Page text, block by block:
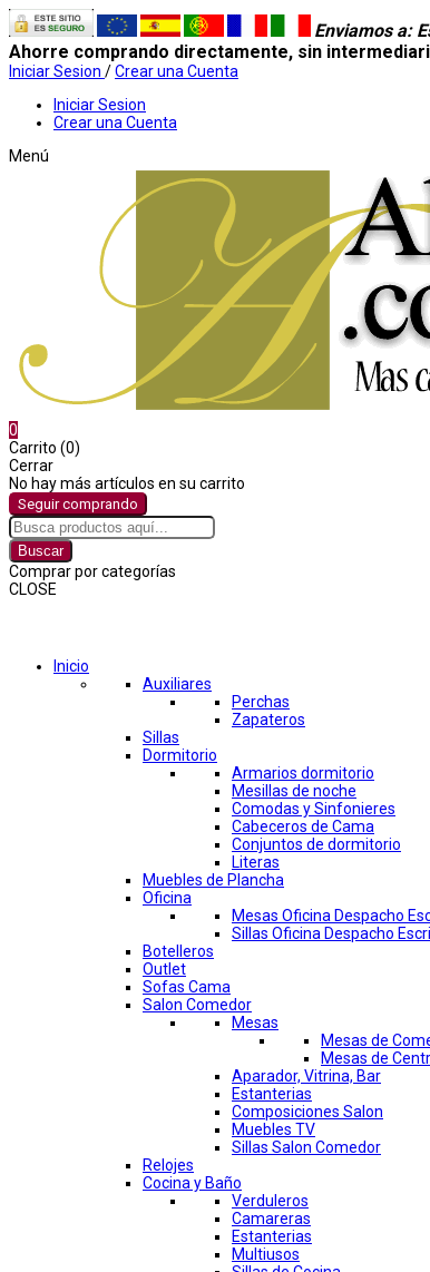
Enviamos a:
Ahorre comprando directamente, sin
Iniciar Sesion /Crear una Cuenta
Iniciar Sesion
Crear una Cuenta
Menú
0
Carrito (0)
Cerrar
No hay más artículos en su carrito
Seguir comprando
Buscar
Comprar por categorías
CLOSE
Inicio
Auxiliares
Perchas
Zapateros
Sillas
Dormitorio
Armarios dormitorio
Mesillas de noche
Comodas y Sinfonieres
Cabeceros de Cama
Conjuntos de dormitorio
Literas
Muebles de Plancha
Oficina
Mesas Oficina Despacho
Sillas Oficina Despacho
Botelleros
Outlet
Sofas Cama
Salon Comedor
Mesas
Mesas de
Mesas de
Aparador, Vitrina, Bar
Estanterias
Composiciones Salon
Muebles TV
Sillas Salon Comedor
Relojes
Cocina y Baño
Verduleros
Camareras
Estanterias
Multiusos